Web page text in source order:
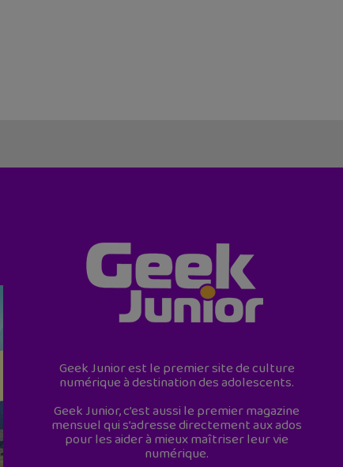
Geek Junior est le premier site de culture
numérique à destination des adolescents.
Geek Junior, c’est aussi le premier magazine
mensuel qui s’adresse directement aux ados
pour les aider à mieux maîtriser leur vie
numérique.